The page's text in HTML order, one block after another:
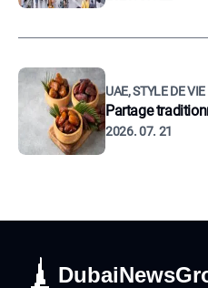
UAE, STYLE DE VIE
Partage
2026. 07. 21